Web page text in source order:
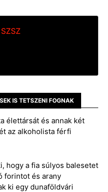
SZSZ
IS TETSZENI FOGNAK
élettársát és annak két
az alkoholista férfi
hogy a fia súlyos balesetet
forintot és arany
ki egy dunaföldvári